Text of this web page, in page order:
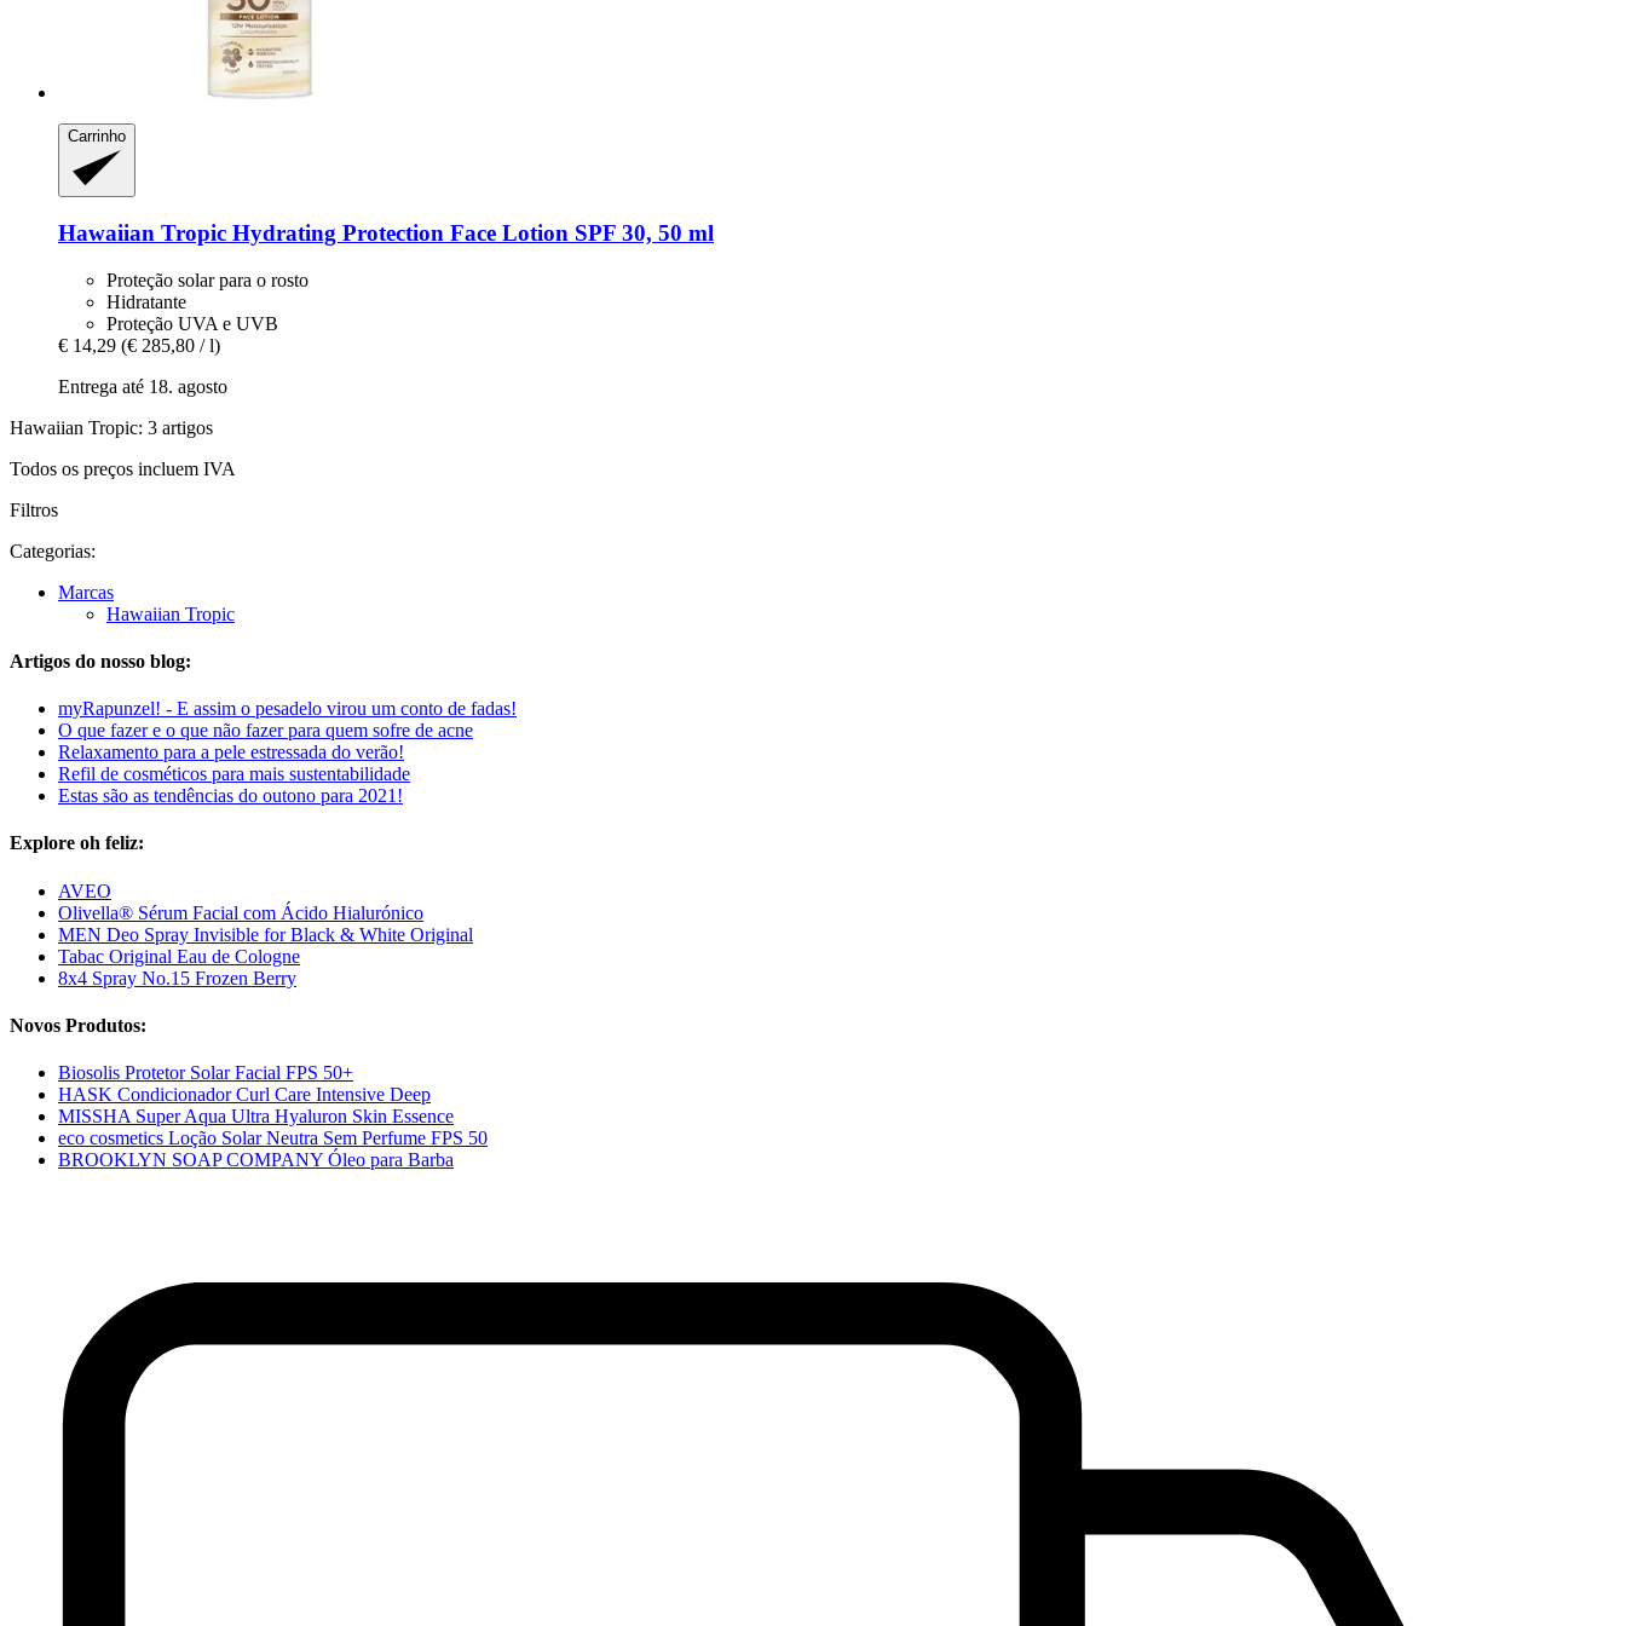
Carrinho
Hawaiian Tropic Hydrating Protection Face Lotion SPF 30, 50 ml
Proteção solar para o rosto
Hidratante
Proteção UVA e UVB
€ 14,29 (€ 285,80 / l)
Entrega até 18. agosto
Hawaiian Tropic: 3 artigos
Todos os preços incluem IVA
Filtros
Categorias:
Marcas
Hawaiian Tropic
Artigos do nosso blog:
myRapunzel! - E assim o pesadelo virou um conto de fadas!
O que fazer e o que não fazer para quem sofre de acne
Relaxamento para a pele estressada do verão!
Refil de cosméticos para mais sustentabilidade
Estas são as tendências do outono para 2021!
Explore oh feliz:
AVEO
Olivella® Sérum Facial com Ácido Hialurónico
MEN Deo Spray Invisible for Black & White Original
Tabac Original Eau de Cologne
8x4 Spray No.15 Frozen Berry
Novos Produtos:
Biosolis Protetor Solar Facial FPS 50+
HASK Condicionador Curl Care Intensive Deep
MISSHA Super Aqua Ultra Hyaluron Skin Essence
eco cosmetics Loção Solar Neutra Sem Perfume FPS 50
BROOKLYN SOAP COMPANY Óleo para Barba